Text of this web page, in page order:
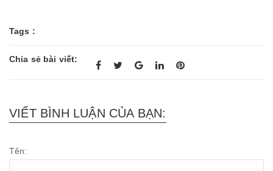
Tags :
Chia sẻ bài viết:
VIẾT BÌNH LUẬN CỦA BẠN:
Tên: